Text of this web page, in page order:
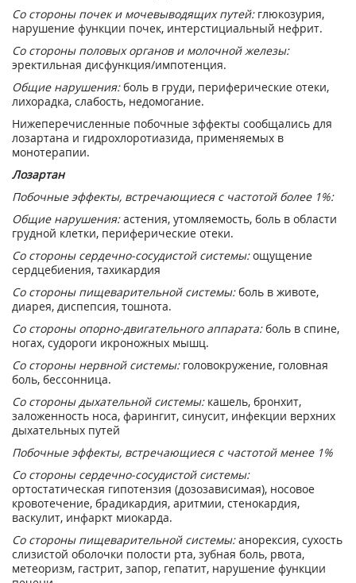
Со стороны почек и мочевыводящих путей:глюкозурия,
нарушение функции почек, интерстициальный нефрит.
Со стороны половых органов и молочной железы:
эректильная дисфункция/импотенция.
Общие нарушения:боль в груди, периферические отеки,
лихорадка, слабость, недомогание.
Нижеперечисленные побочные зффекты сообщались для
лозартана и гидрохлоротиазида, применяемых в
монотерапии.
Лозартан
Побочные эффекты, встречающиеся с частотой более 1%:
Общие нарушения:астения, утомляемость, боль в области
грудной клетки, периферические отеки.
Со стороны сердечно-сосудистой системы:ощущение
сердцебиения, тахикардия
Со стороны пищеварительной системы:боль в животе,
диарея, диспепсия, тошнота.
Со стороны опорно-двигательного аппарата:боль в спине,
ногах, судороги икроножных мышц.
Со стороны нервной системы:головокружение, головная
боль, бессонница.
Со стороны дыхательной системы:кашель, бронхит,
заложенность носа, фарингит, синусит, инфекции верхних
дыхательных путей
Побочные эффекты, встречающиеся с частотой менее 1%
Со стороны сердечно-сосудистой системы:
ортостатическая гипотензия (дозозависимая), носовое
кровотечение, брадикардия, аритмии, стенокардия,
васкулит, инфаркт миокарда.
Со стороны пищеварительной системы:анорексия, сухость
слизистой оболочки полости рта, зубная боль, рвота,
метеоризм, гастрит, запор, гепатит, нарушение функции